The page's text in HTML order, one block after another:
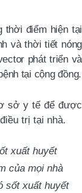
thời điểm hiện tại
và thời tiết nóng
phát triển và
tại cộng đồng.
sở y tế để được
trị tại nhà.
xuất huyết
của mọi nhà
sốt xuất huyết